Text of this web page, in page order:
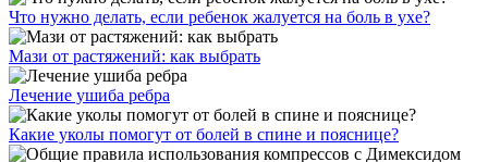
Что нужно делать, если ребенок жалуется на боль в ухе?
Мази от растяжений: как выбрать
Лечение ушиба ребра
Какие уколы помогут от болей в спине и пояснице?